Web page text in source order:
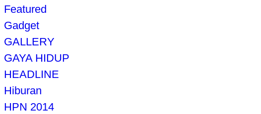
Featured
Gadget
GALLERY
GAYA HIDUP
HEADLINE
Hiburan
HPN 2014